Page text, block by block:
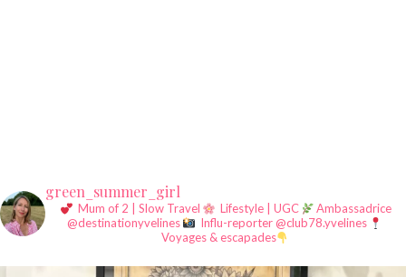
green_summer_girl
Mum of 2 | Slow Travel Lifestyle | UGC
Ambassadrice
@destinationyvelines
Influ-reporter @club78.yvelines
Voyages & escapades